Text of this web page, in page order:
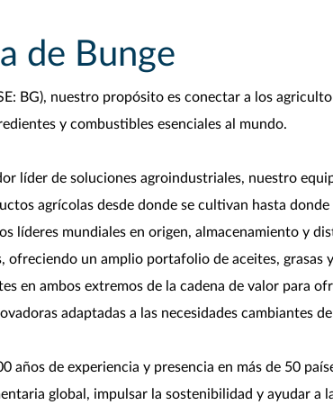
de Bunge
BG), nuestro propósito es conectar a los
y combustibles esenciales al mundo.
líder de soluciones agroindustriales, nuestro
agrícolas desde donde se cultivan hasta
líderes mundiales en origen, almacenamiento y
ofreciendo un amplio portafolio de aceites, grasas
en ambos extremos de la cadena de valor para
adaptadas a las necesidades cambiantes
años de experiencia y presencia en más de 50
global, impulsar la sostenibilidad y ayudar a